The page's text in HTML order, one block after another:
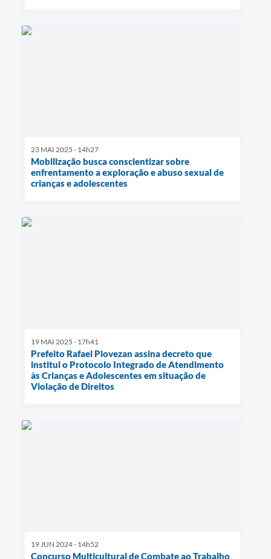
23 MAI 2025 - 14h27
Mobilização busca conscientizar sobre
enfrentamento a exploração e abuso sexual de
crianças e adolescentes
19 MAI 2025 - 17h41
Prefeito Rafael Piovezan assina decreto que
institui o Protocolo Integrado de Atendimento
às Crianças e Adolescentes em situação de
Violação de Direitos
19 JUN 2024 - 14h52
Concurso Multicultural de Combate ao Trabalho